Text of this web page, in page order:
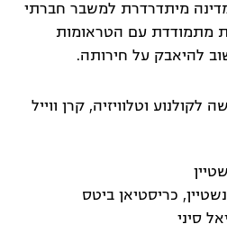
מיתדרדרת למשבר חברתי
מתמודדת עם הטראומות
להיאבק על חירותה.
וטלוויזיה, קרן ווייל
כריסטיאן ביטס
סיני